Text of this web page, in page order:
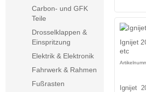
Ignijet
etc
Ignijet
Carbon- und GFK
Teile
Drosselklappen &
Einspritzung
Elektrik & Elektronik
Fahrwerk & Rahmen
Fußrasten